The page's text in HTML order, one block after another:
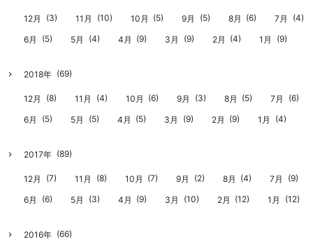
12月 (3) 11月 (10) 10月 (5) 9月 (5) 8月 (6) 7月 (4)
6月 (5) 5月 (4) 4月 (9) 3月 (9) 2月 (4) 1月 (9)
2018年 (69)
12月 (8) 11月 (4) 10月 (6) 9月 (3) 8月 (5) 7月 (6)
6月 (5) 5月 (5) 4月 (5) 3月 (9) 2月 (9) 1月 (4)
2017年 (89)
12月 (7) 11月 (8) 10月 (7) 9月 (2) 8月 (4) 7月 (9)
6月 (6) 5月 (3) 4月 (9) 3月 (10) 2月 (12) 1月 (12)
2016年 (66)